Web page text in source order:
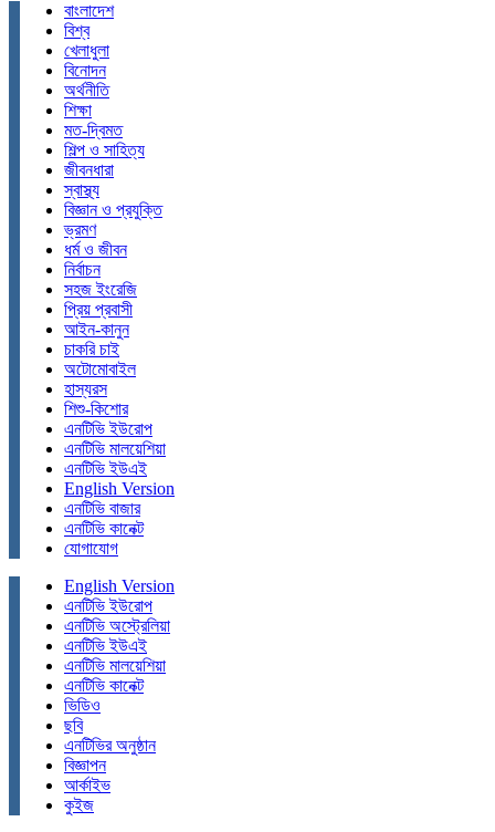
বাংলাদেশ
বিশ্ব
খেলাধুলা
বিনোদন
অর্থনীতি
শিক্ষা
মত-দ্বিমত
শিল্প ও সাহিত্য
জীবনধারা
স্বাস্থ্য
বিজ্ঞান ও প্রযুক্তি
ভ্রমণ
ধর্ম ও জীবন
নির্বাচন
সহজ ইংরেজি
প্রিয় প্রবাসী
আইন-কানুন
চাকরি চাই
অটোমোবাইল
হাস্যরস
শিশু-কিশোর
এনটিভি ইউরোপ
এনটিভি মালয়েশিয়া
এনটিভি ইউএই
English Version
এনটিভি বাজার
এনটিভি কানেক্ট
যোগাযোগ
English Version
এনটিভি ইউরোপ
এনটিভি অস্ট্রেলিয়া
এনটিভি ইউএই
এনটিভি মালয়েশিয়া
এনটিভি কানেক্ট
ভিডিও
ছবি
এনটিভির অনুষ্ঠান
বিজ্ঞাপন
আর্কাইভ
কুইজ